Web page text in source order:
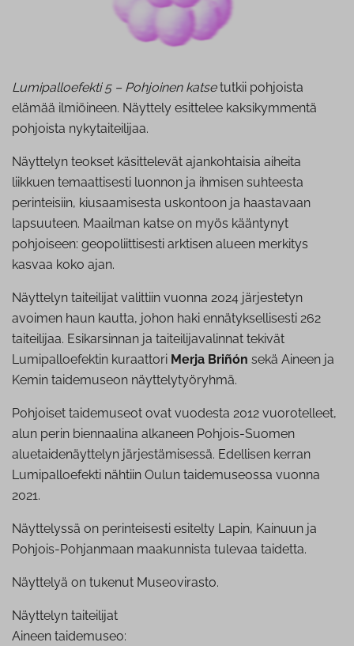
Lumipalloefekti 5 – Pohjoinen katsetutkii pohjoista
elämää ilmiöineen. Näyttely esittelee kaksikymmentä
pohjoista nykytaiteilijaa.
Näyttelyn teokset käsittelevät ajankohtaisia aiheita
liikkuen temaattisesti luonnon ja ihmisen suhteesta
perinteisiin, kiusaamisesta uskontoon ja haastavaan
lapsuuteen. Maailman katse on myös kääntynyt
pohjoiseen: geopoliittisesti arktisen alueen merkitys
kasvaa koko ajan.
Näyttelyn taiteilijat valittiin vuonna 2024 järjestetyn
avoimen haun kautta, johon haki ennätyksellisesti 262
taiteilijaa. Esikarsinnan ja taiteilijavalinnat tekivät
Lumipalloefektin kuraattori Merja Briñón sekä Aineen ja
Kemin taidemuseon näyttelytyöryhmä.
Pohjoiset taidemuseot ovat vuodesta 2012 vuorotelleet,
alun perin biennaalina alkaneen Pohjois-Suomen
aluetaidenäyttelyn järjestämisessä. Edellisen kerran
Lumipalloefekti nähtiin Oulun taidemuseossa vuonna
2021.
Näyttelyssä on perinteisesti esitelty Lapin, Kainuun ja
Pohjois-Pohjanmaan maakunnista tulevaa taidetta.
Näyttelyä on tukenut Museovirasto.
Näyttelyn taiteilijat
Aineen taidemuseo: